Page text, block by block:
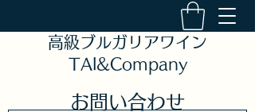
高級ブルガリアワイン
TAI&Company
お問い合わせ